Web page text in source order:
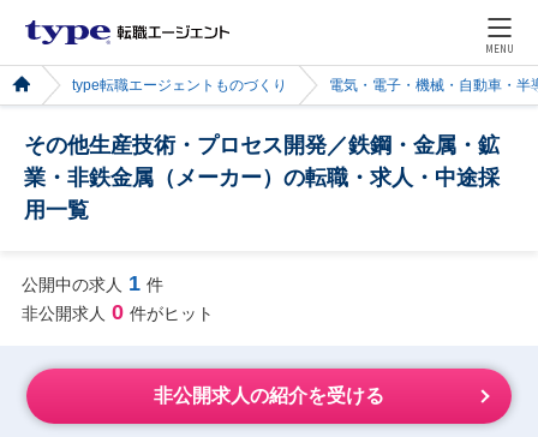
MENU
type転職エージェントものづくり 電気・電子・機械・自動車・半
その他生産技術・プロセス開発／鉄鋼・金属・鉱
業・非鉄金属（メーカー）の転職・求人・中途採
用一覧
公開中の求人 1 件
非公開求人 0 件がヒット
非公開求人の紹介を受ける